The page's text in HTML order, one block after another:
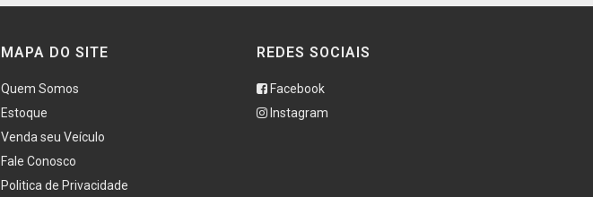
MAPA DO SITE
Quem Somos
Estoque
Venda seu Veículo
Fale Conosco
Politica de Privacidade
REDES SOCIAIS
Facebook
Instagram